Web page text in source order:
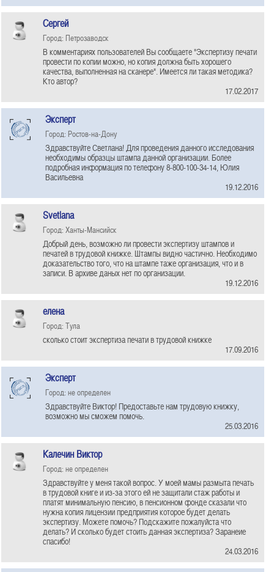
Сергей
Город: Петрозаводск
В комментариях пользователей Вы сообщаете "Экспертизу печати
провести по копии можно, но копия должна быть хорошего
качества, выполненная на сканере". Имеется ли такая методика?
Кто автор?
17.02.2017
Эксперт
Город: Ростов-на-Дону
Здравствуйте Светлана! Для проведения данного исследования
необходимы образцы штампа данной организации. Более
подробная информация по телефону 8-800-100-34-14, Юлия
Васильевна
19.12.2016
Svetlana
Город: Ханты-Мансийск
Добрый день, возможно ли провести экспертизу штампов и
печатей в трудовой книжке. Штампы видно частично. Необходимо
доказательство того, что на штампе таже организация, что и в
записи. В архиве даных нет по организации.
19.12.2016
елена
Город: Тула
сколько стоит экспертиза печати в трудовой книжке
17.09.2016
Эксперт
Город: не определен
Здравствуйте Виктор! Предоставьте нам трудовую книжку,
возможно мы сможем помочь.
25.03.2016
Калечин Виктор
Город: не определен
Здравствуйте у меня такой вопрос. У моей мамы размыта печать
в трудовой книге и из-за этого ей не защитали стаж работы и
платят минимальную пенсию, в пенсионном фонде сказали что
нужна копия лицензии предприятия которое будет делать
экспертизу. Можете помочь? Подскажите пожалуйста что
делать? И сколько будет стоить данная экспертиза? Заранеие
спасибо!
24.03.2016